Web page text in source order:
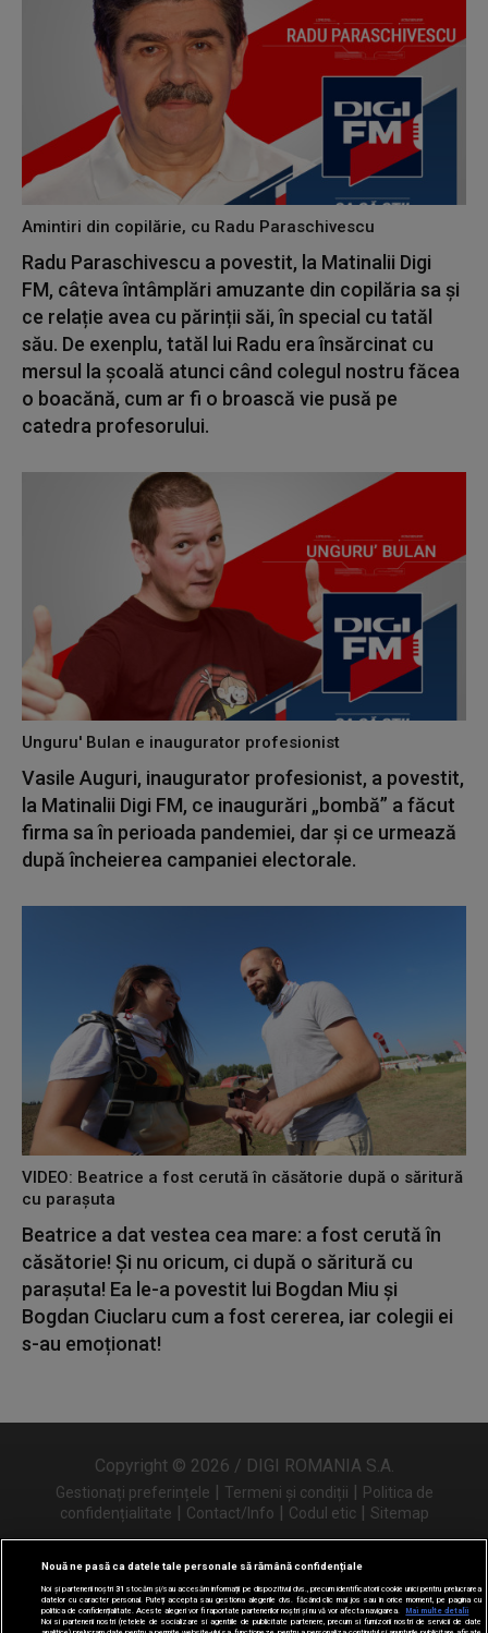
Amintiri din copilărie, cu Radu Paraschivescu
Radu Paraschivescu a povestit, la Matinalii Digi
FM, câteva întâmplări amuzante din copilăria sa și
ce relație avea cu părinții săi, în special cu tatăl
său. De exenplu, tatăl lui Radu era însărcinat cu
mersul la școală atunci când colegul nostru făcea
o boacănă, cum ar fi o broască vie pusă pe
catedra profesorului.
Unguru' Bulan e inaugurator profesionist
Vasile Auguri, inaugurator profesionist, a povestit,
la Matinalii Digi FM, ce inaugurări „bombă” a făcut
firma sa în perioada pandemiei, dar și ce urmează
după încheierea campaniei electorale.
VIDEO: Beatrice a fost cerută în căsătorie după o săritură
cu parașuta
Beatrice a dat vestea cea mare: a fost cerută în
căsătorie! Și nu oricum, ci după o săritură cu
parașuta! Ea le-a povestit lui Bogdan Miu și
Bogdan Ciuclaru cum a fost cererea, iar colegii ei
s-au emoționat!
Copyright © 2026 / DIGI ROMANIA S.A.
Gestionați preferințele | Termeni și condiții | Politica de
confidențialitate | Contact/Info | Codul etic | Sitemap
Urmărește-ne și pe
Nouă ne pasă ca datele tale personale să rămână confidențiale
Noi și partenerii noștri31 stocăm și/sau accesăm informații pe dispozitivul dvs., precum identificatorii cookie unici pentru prelucrarea
datelor cu caracter personal. Puteți accepta sau gestiona alegerile dvs. făcând clic mai jos sau în orice moment, pe pagina cu
politica de confidențialitate. Aceste alegeri vor fi raportate partenerilor noștri și nu vă vor afecta navigarea.
Mai multe detalii
Noi si partenerii nostri (retelele de socializare si agentiile de publicitate partenere, precum si furnizorii nostri de servicii de date